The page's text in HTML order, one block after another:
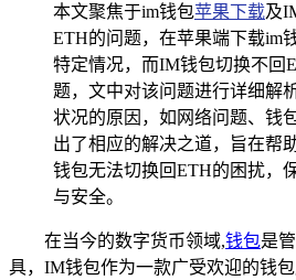
本文聚焦于im钱包苹果下载及
ETH的问题，在苹果端下载im
特定情况，而IM钱包切换不回
题，文中对该问题进行详细解
状况的原因，如网络问题、钱
出了相应的解决之道，旨在帮
钱包无法切换回ETH的困扰，
与安全。
在当今的数字货币领域,钱包是
具，IM钱包作为一款广受欢迎的钱